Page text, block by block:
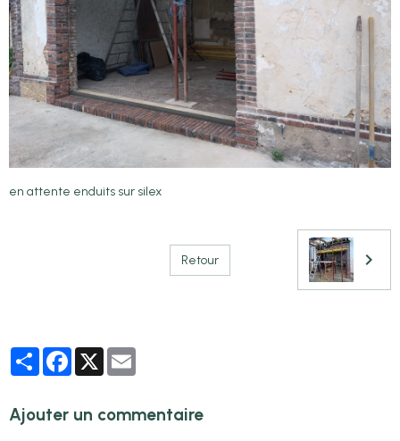
en attente enduits sur silex
Retour
PartagerFacebook
X
Ajouter un commentaire